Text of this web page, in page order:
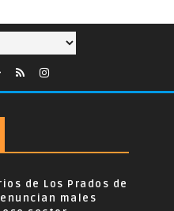
de Los Prados de
males